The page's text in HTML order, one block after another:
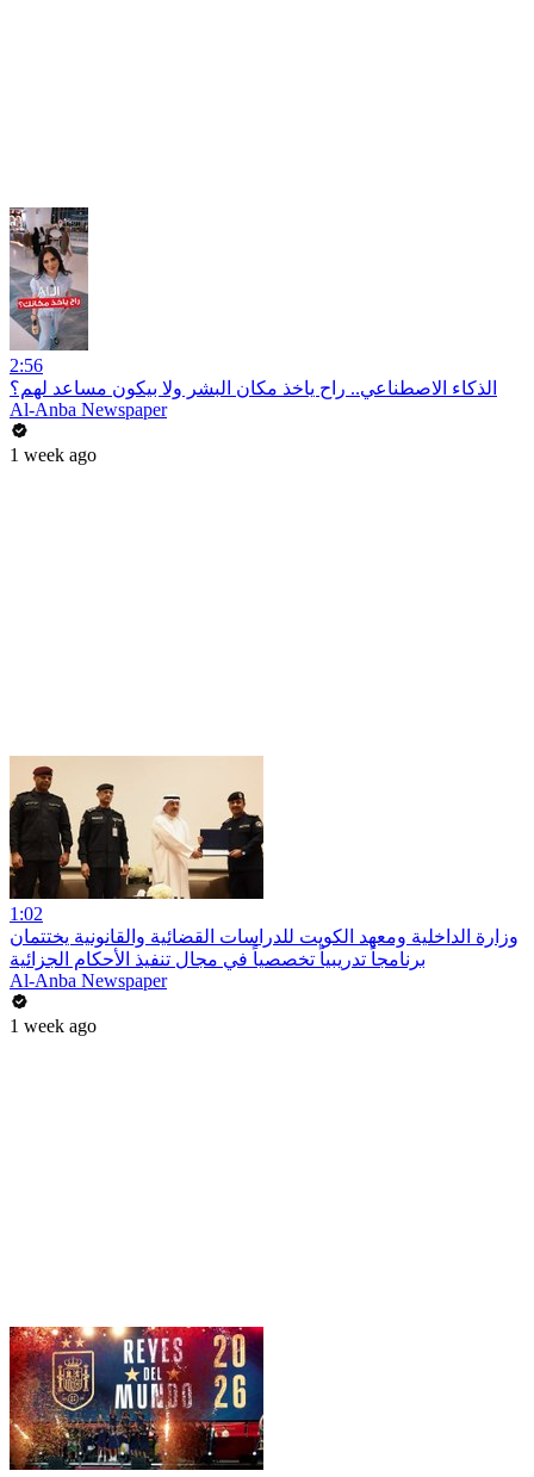
2:56
الذكاء الاصطناعي.. راح ياخذ مكان البشر ولا بيكون مساعد لهم؟
Al-Anba Newspaper
1 week ago
1:02
وزارة الداخلية ومعهد الكويت للدراسات القضائية والقانونية يختتمان
برنامجاً تدريبياً تخصصياً في مجال تنفيذ الأحكام الجزائية
Al-Anba Newspaper
1 week ago